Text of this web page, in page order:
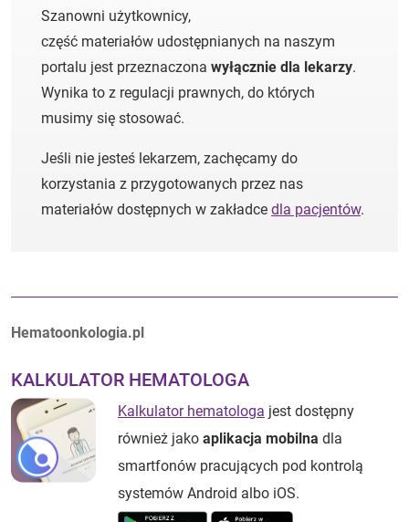
Szanowni użytkownicy,
część materiałów udostępnianych na naszym
portalu jest przeznaczona wyłącznie dla lekarzy.
Wynika to z regulacji prawnych, do których
musimy się stosować.
Jeśli nie jesteś lekarzem, zachęcamy do
korzystania z przygotowanych przez nas
materiałów dostępnych w zakładce dla pacjentów.
Autorzy:
Hematoonkologia.pl
KALKULATOR HEMATOLOGA
Kalkulator hematologa jest dostępny
również jako aplikacja mobilna dla
smartfonów pracujących pod kontrolą
systemów Android albo iOS.